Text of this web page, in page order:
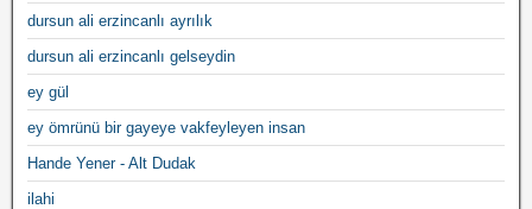
dursun ali erzincanlı ayrılık
dursun ali erzincanlı gelseydin
ey gül
ey ömrünü bir gayeye vakfeyleyen insan
Hande Yener - Alt Dudak
ilahi